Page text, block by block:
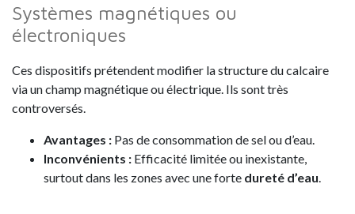
Systèmes magnétiques ou
électroniques
Ces dispositifs prétendent modifier la structure du calcaire
via un champ magnétique ou électrique. Ils sont très
controversés.
Avantages : Pas de consommation de sel ou d’eau.
Inconvénients : Efficacité limitée ou inexistante,
surtout dans les zones avec une forte dureté d’eau.